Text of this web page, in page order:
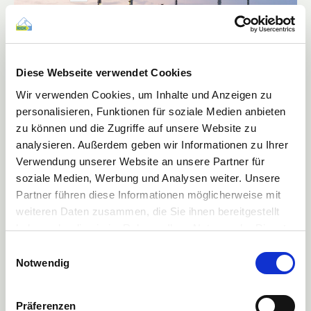
Diese Webseite verwendet Cookies
Wir verwenden Cookies, um Inhalte und Anzeigen zu
personalisieren, Funktionen für soziale Medien anbieten
zu können und die Zugriffe auf unsere Website zu
analysieren. Außerdem geben wir Informationen zu Ihrer
Verwendung unserer Website an unsere Partner für
soziale Medien, Werbung und Analysen weiter. Unsere
Partner führen diese Informationen möglicherweise mit
weiteren Daten zusammen, die Sie ihnen bereitgestellt
haben oder die sie im Rahmen Ihrer Nutzung der Dienste
Mehr Informationen finden Sie in unserer
Notwendig
Präferenzen
Vertragspartner können sich unkompliziert im Kundenportal registrieren
und nach erfolgreicher Freischaltung einloggen.
Nachdem die Kunden die Registrierung abgeschlossen haben und ein
RIGK-Kundenbetreuer das Konto freigeschaltet hat, können die User
Weitere nützliche Funktionen des